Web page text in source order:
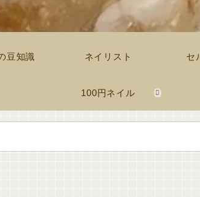
豆知識 ネイリスト セ
100円ネイル